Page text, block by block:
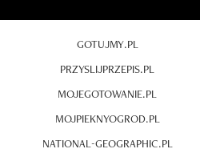
GOTUJMY.PL
PRZYSLIJPRZEPIS.PL
MOJEGOTOWANIE.PL
MOJPIEKNYOGROD.PL
NATIONAL-GEOGRAPHIC.PL